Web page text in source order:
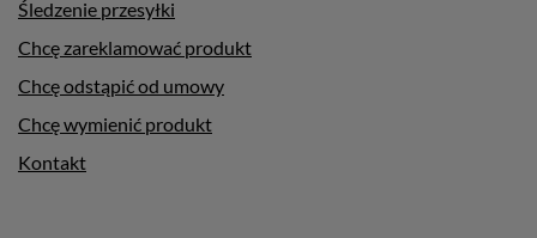
Śledzenie przesyłki
Chcę zareklamować produkt
Chcę odstąpić od umowy
Chcę wymienić produkt
Kontakt